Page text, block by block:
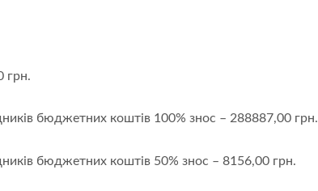
грн.
бюджетних коштів 100% знос – 288887,00 грн.
бюджетних коштів 50% знос – 8156,00 грн.